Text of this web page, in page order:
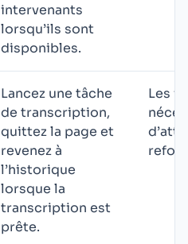
intervenants
lorsqu’ils sont
disponibles.
Lancez une tâche
de transcription,
quittez la page et
revenez à
l’historique
lorsque la
transcription est
prête.
Les